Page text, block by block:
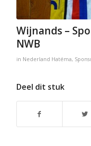
Wijnands –
NWB
in Nederland Hatéma,
Deel dit stuk